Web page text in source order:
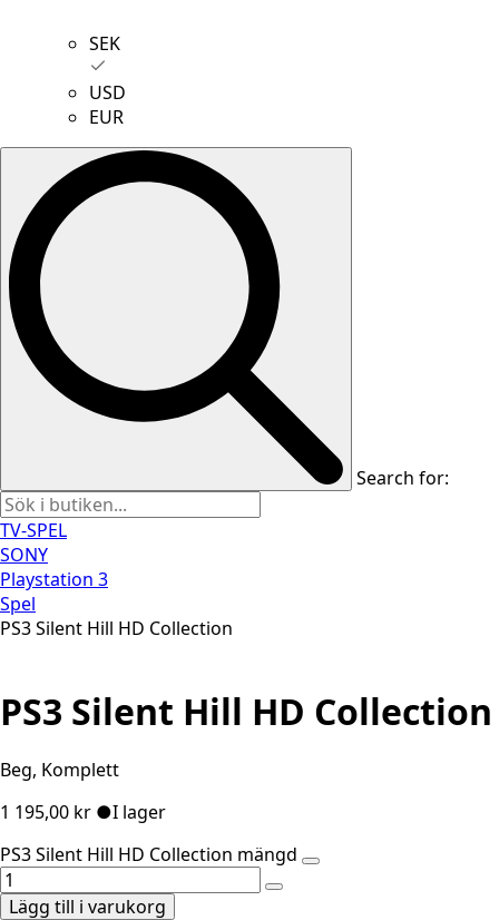
SEK
USD
EUR
Search for:
TV-SPEL
SONY
Playstation 3
Spel
PS3 Silent Hill HD Collection
PS3 Silent Hill HD Collection
Beg, Komplett
1 195,00 kr ●I lager
PS3 Silent Hill HD Collection mängd
Lägg till i varukorg